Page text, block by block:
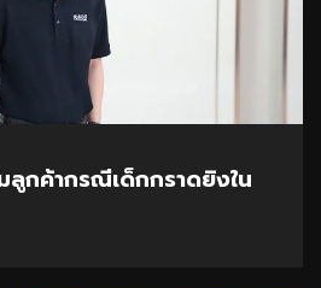
กค้ากรณีเด็กกราดยิงใน